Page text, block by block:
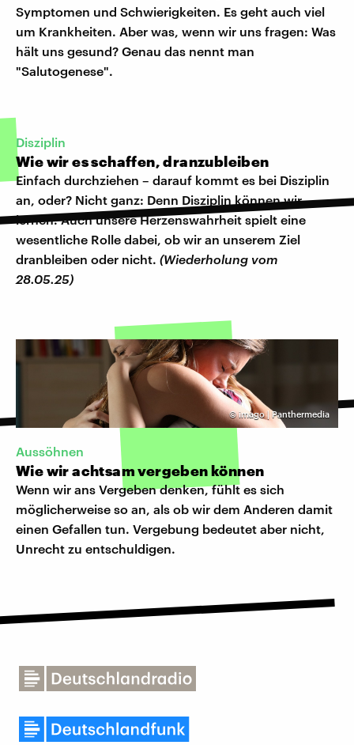
Symptomen und Schwierigkeiten. Es geht auch viel
um Krankheiten. Aber was, wenn wir uns fragen: Was
hält uns gesund? Genau das nennt man
"Salutogenese".
Disziplin
Wie wir es schaffen, dranzubleiben
Einfach durchziehen – darauf kommt es bei Disziplin
an, oder? Nicht ganz: Denn Disziplin können wir
lernen. Auch unsere Herzenswahrheit spielt eine
wesentliche Rolle dabei, ob wir an unserem Ziel
dranbleiben oder nicht. (Wiederholung vom
28.05.25)
©imago | Panthermedia
Aussöhnen
Wie wir achtsam vergeben können
Wenn wir ans Vergeben denken, fühlt es sich
möglicherweise so an, als ob wir dem Anderen damit
einen Gefallen tun. Vergebung bedeutet aber nicht,
Unrecht zu entschuldigen.